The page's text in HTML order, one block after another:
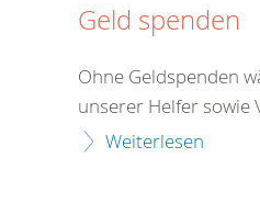
Geld spenden
Ohne Geldspenden
unserer Helfer sowie
Weiterlesen